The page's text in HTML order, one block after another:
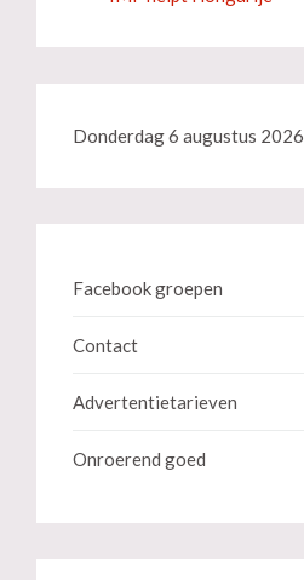
Donderdag 6 augustus 2026
Facebook groepen
Contact
Advertentietarieven
Onroerend goed